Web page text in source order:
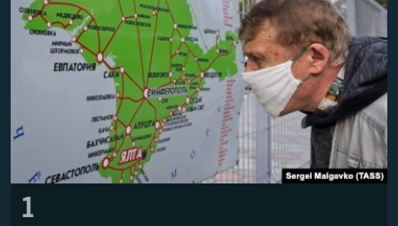
Усі сайти RFE/RL
1